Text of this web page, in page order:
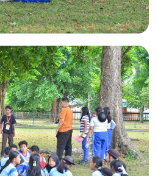
Penggalang